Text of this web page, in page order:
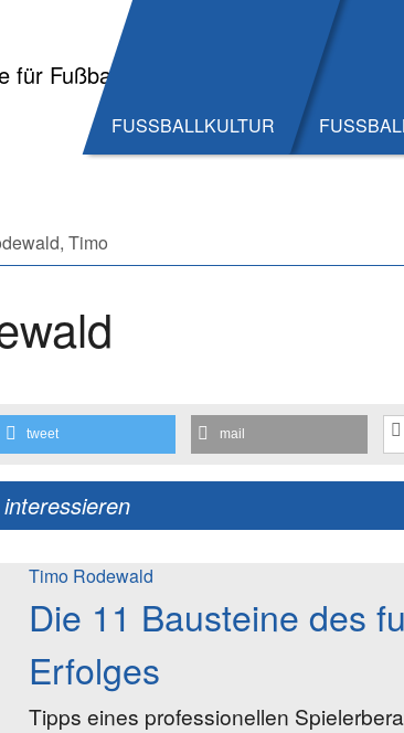
FUSSBALLKULTUR
Timo
tweet mail
Timo Rodewald
Die 11 Bausteine des
Erfolges
Tipps eines professionellen